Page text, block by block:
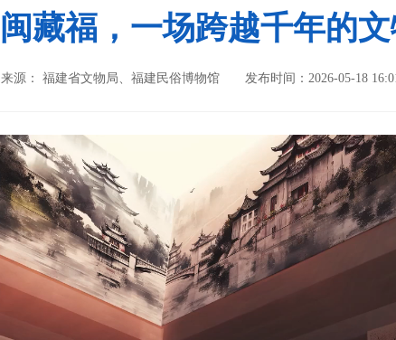
闽藏福，一场跨越千年的
来源： 福建省文物局、福建民俗博物馆 发布时间：2026-05-18